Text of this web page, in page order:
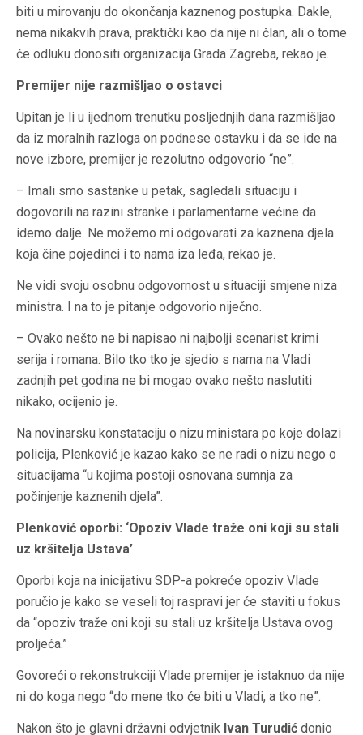
biti u mirovanju do okončanja kaznenog postupka. Dakle,
nema nikakvih prava, praktički kao da nije ni član, ali o tome
će odluku donositi organizacija Grada Zagreba, rekao je.
Premijer nije razmišljao o ostavci
Upitan je li u ijednom trenutku posljednjih dana razmišljao
da iz moralnih razloga on podnese ostavku i da se ide na
nove izbore, premijer je rezolutno odgovorio “ne”.
– Imali smo sastanke u petak, sagledali situaciju i
dogovorili na razini stranke i parlamentarne većine da
idemo dalje. Ne možemo mi odgovarati za kaznena djela
koja čine pojedinci i to nama iza leđa, rekao je.
Ne vidi svoju osobnu odgovornost u situaciji smjene niza
ministra. I na to je pitanje odgovorio niječno.
– Ovako nešto ne bi napisao ni najbolji scenarist krimi
serija i romana. Bilo tko tko je sjedio s nama na Vladi
zadnjih pet godina ne bi mogao ovako nešto naslutiti
nikako, ocijenio je.
Na novinarsku konstataciju o nizu ministara po koje dolazi
policija, Plenković je kazao kako se ne radi o nizu nego o
situacijama “u kojima postoji osnovana sumnja za
počinjenje kaznenih djela”.
Plenković oporbi: ‘Opoziv Vlade traže oni koji su stali
uz kršitelja Ustava’
Oporbi koja na inicijativu SDP-a pokreće opoziv Vlade
poručio je kako se veseli toj raspravi jer će staviti u fokus
da “opoziv traže oni koji su stali uz kršitelja Ustava ovog
proljeća.”
Govoreći o rekonstrukciji Vlade premijer je istaknuo da nije
ni do koga nego “do mene tko će biti u Vladi, a tko ne”.
Nakon što je glavni državni odvjetnik Ivan Turudić donio